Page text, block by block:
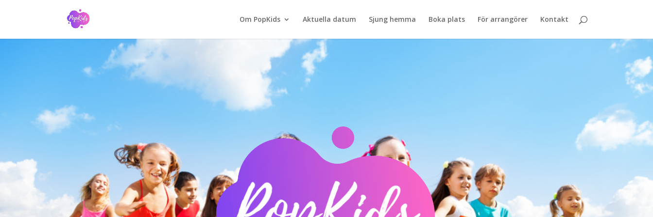
Om PopKids Aktuella datum Sjung hemma Boka plats För arrangörer Kontakt